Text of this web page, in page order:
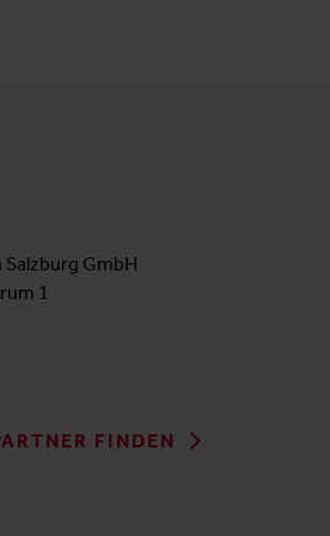
GmbH
1
FINDEN